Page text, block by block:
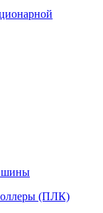
шины
(ПЛК)